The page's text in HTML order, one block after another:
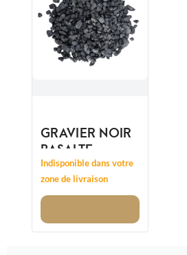
GRAVIER NOIR
BASALTE
14/20MM
CONCASSÉ
Indisponible dans votre
zone de livraison